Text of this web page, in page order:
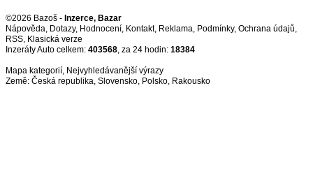
©2026 Bazoš - Inzerce, Bazar
Nápověda, Dotazy, Hodnocení, Kontakt, Reklama, Podmínky, Ochrana údajů,
RSS,
Inzeráty Auto celkem: 403568, za 24 hodin: 18384
Mapa kategorií, Nejvyhledávanější výrazy
Země: Česká republika, Slovensko, Polsko, Rakousko